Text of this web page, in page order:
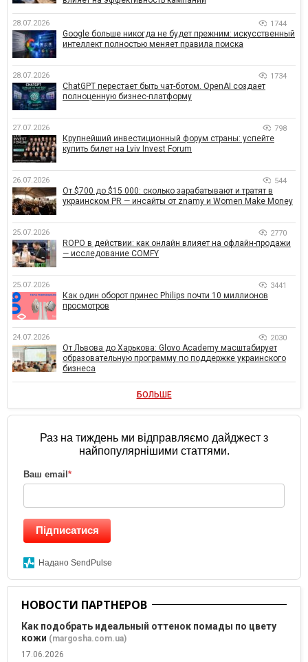
28.07.2026 1744
Google больше никогда не будет прежним: искусственный
интеллект полностью меняет правила поиска
28.07.2026 1734
ChatGPT перестает быть чат-ботом. OpenAI создает
полноценную бизнес-платформу
27.07.2026 798
Крупнейший инвестиционный форум страны: успейте
купить билет на Lviv Invest Forum
26.07.2026 544
От $700 до $15 000: сколько зарабатывают и тратят в
украинском PR — инсайты от znamy и Women Make Money
25.07.2026 2770
ROPO в действии: как онлайн влияет на офлайн-продажи
— исследование COMFY
25.07.2026 3441
Как один оборот принес Philips почти 10 миллионов
просмотров
24.07.2026 2030
От Львова до Харькова: Glovo Academy масштабирует
образовательную программу по поддержке украинского
бизнеса
БОЛЬШЕ
Раз на тиждень ми відправляємо дайджест з
найпопулярнішими статтями.
Ваш email *
Підписатися
Надано SendPulse
НОВОСТИ ПАРТНЕРОВ
Как подобрать идеальный оттенок помады по цвету
кожи (margosha.com.ua)
17.06.2026